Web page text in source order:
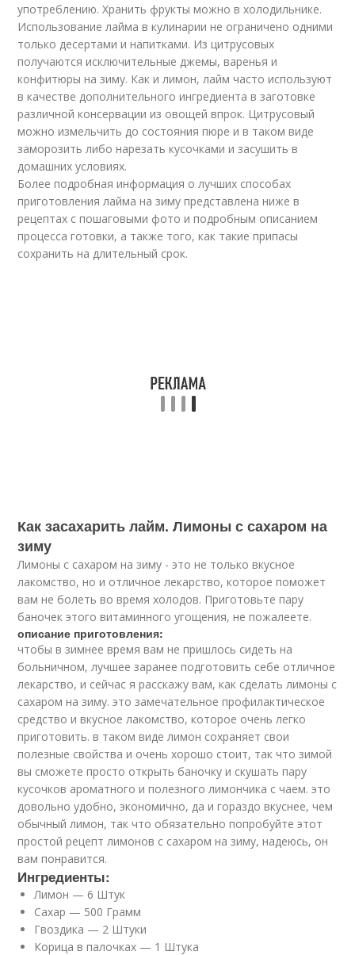
употреблению. Хранить фрукты можно в холодильнике.
Использование лайма в кулинарии не ограничено одними
только десертами и напитками. Из цитрусовых
получаются исключительные джемы, варенья и
конфитюры на зиму. Как и лимон, лайм часто используют
в качестве дополнительного ингредиента в заготовке
различной консервации из овощей впрок. Цитрусовый
можно измельчить до состояния пюре и в таком виде
заморозить либо нарезать кусочками и засушить в
домашних условиях.
Более подробная информация о лучших способах
приготовления лайма на зиму представлена ниже в
рецептах с пошаговыми фото и подробным описанием
процесса готовки, а также того, как такие припасы
сохранить на длительный срок.
Как засахарить лайм. Лимоны с сахаром на
зиму
Лимоны с сахаром на зиму - это не только вкусное
лакомство, но и отличное лекарство, которое поможет
вам не болеть во время холодов. Приготовьте пару
баночек этого витаминного угощения, не пожалеете.
описание приготовления:
чтобы в зимнее время вам не пришлось сидеть на
больничном, лучшее заранее подготовить себе отличное
лекарство, и сейчас я расскажу вам, как сделать лимоны с
сахаром на зиму. это замечательное профилактическое
средство и вкусное лакомство, которое очень легко
приготовить. в таком виде лимон сохраняет свои
полезные свойства и очень хорошо стоит, так что зимой
вы сможете просто открыть баночку и скушать пару
кусочков ароматного и полезного лимончика с чаем. это
довольно удобно, экономично, да и гораздо вкуснее, чем
обычный лимон, так что обязательно попробуйте этот
простой рецепт лимонов с сахаром на зиму, надеюсь, он
вам понравится.
Ингредиенты:
Лимон — 6 Штук
Сахар — 500 Грамм
Гвоздика — 2 Штуки
Корица в палочках — 1 Штука